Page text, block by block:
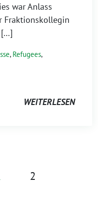
war Anlass
Fraktionskollegin
[…]
, Refugees,
WEITERLESEN
2